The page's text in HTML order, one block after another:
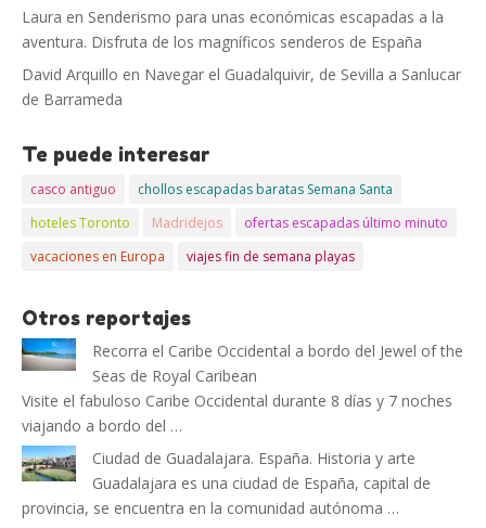
Laura en Senderismo para unas económicas escapadas a la
aventura. Disfruta de los magníficos senderos de España
David Arquillo en Navegar el Guadalquivir, de Sevilla a Sanlucar
de Barrameda
Te puede interesar
casco antiguo
chollos escapadas baratas Semana Santa
hoteles Toronto
Madridejos
ofertas escapadas último minuto
vacaciones en Europa
viajes fin de semana playas
Otros reportajes
Recorra el Caribe Occidental a bordo del Jewel of the
Seas de Royal Caribean
Visite el fabuloso Caribe Occidental durante 8 días y 7 noches
viajando a bordo del …
Ciudad de Guadalajara. España. Historia y arte
Guadalajara es una ciudad de España, capital de
provincia, se encuentra en la comunidad autónoma …